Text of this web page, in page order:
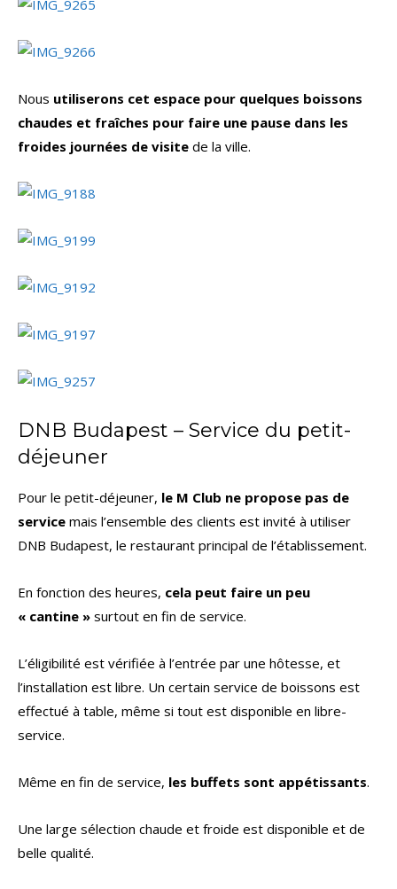
Nous utiliserons cet espace pour quelques boissons
chaudes et fraîches pour faire une pause dans les
froides journées de visite de la ville.
DNB Budapest – Service du petit-
déjeuner
Pour le petit-déjeuner, le M Club ne propose pas de
service mais l’ensemble des clients est invité à utiliser
DNB Budapest, le restaurant principal de l’établissement.
En fonction des heures, cela peut faire un peu
« cantine » surtout en fin de service.
L’éligibilité est vérifiée à l’entrée par une hôtesse, et
l’installation est libre. Un certain service de boissons est
effectué à table, même si tout est disponible en libre-
service.
Même en fin de service, les buffets sont appétissants.
Une large sélection chaude et froide est disponible et de
belle qualité.